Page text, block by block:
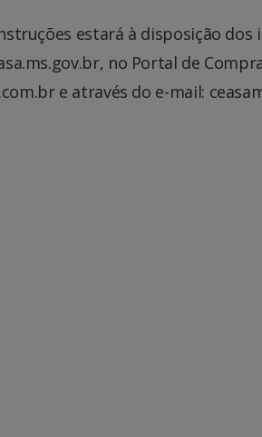
estará à disposição dos
no Portal de
e através do e-mail: